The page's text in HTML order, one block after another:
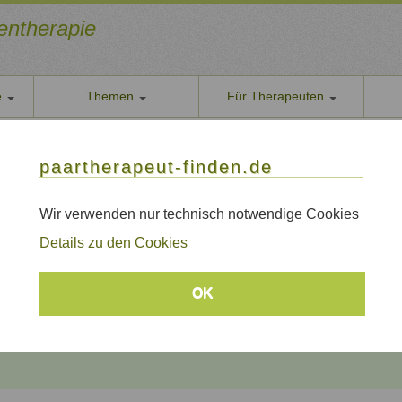
paartherapeut-finden.de
Wir verwenden nur technisch notwendige Cookies
Details zu den Cookies
OK
Themen Für Therapeuten
Wir
Themen Qualität
/ Paartherapie Obertshausen
Paartherapie Obertshausen
Beratungsthemen